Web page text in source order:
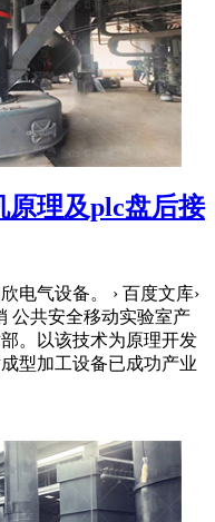
原理及plc盘后接
电气设备。 › 百度文库›
公共安全移动实验室产
。以该技术为原理开发
型加工设备已成功产业